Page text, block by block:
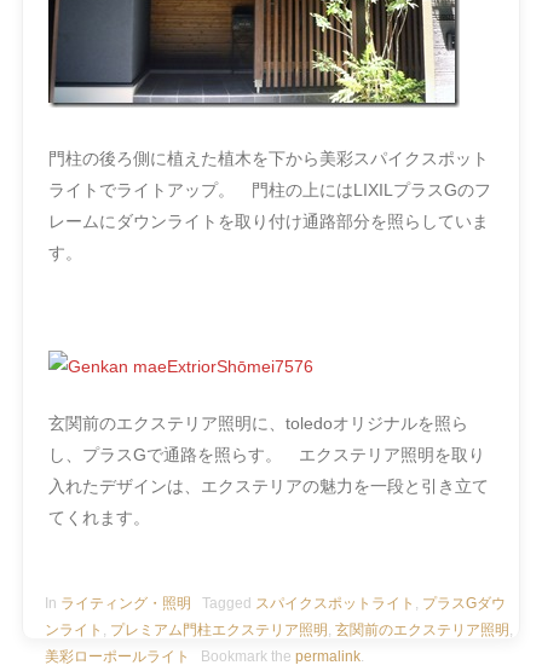
門柱の後ろ側に植えた植木を下から美彩スパイクスポット
ライトでライトアップ。 門柱の上にはLIXILプラスGのフ
レームにダウンライトを取り付け通路部分を照らしていま
す。
玄関前のエクステリア照明に、toledoオリジナルを照ら
し、プラスGで通路を照らす。 エクステリア照明を取り
入れたデザインは、エクステリアの魅力を一段と引き立て
てくれます。
In ライティング・照明 Tagged スパイクスポットライト
プラスGダウ
ンライト
プレミアム門柱エクステリア照明 玄関前のエクステリア照明
美彩ローポールライト
Bookmark the permalink